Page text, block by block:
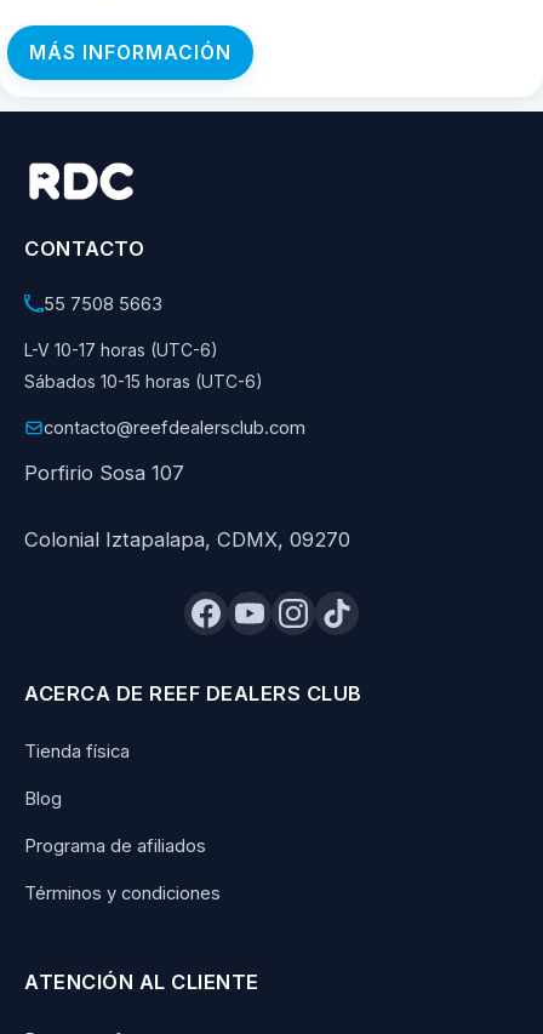
MÁS INFORMACIÓN
CONTACTO
55 7508 5663
L-V 10-17 horas (UTC-6)
Sábados 10-15 horas (UTC-6)
contacto@reefdealersclub.com
Porfirio Sosa 107
Colonial Iztapalapa, CDMX, 09270
ACERCA DE REEF DEALERS CLUB
Tienda física
Blog
Programa de afiliados
Términos y condiciones
ATENCIÓN AL CLIENTE